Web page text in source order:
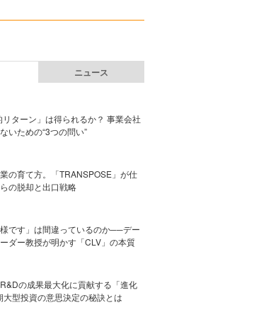
ニュース
ターン」は得られるか？ 事業会社
いための“3つの問い”
の育て方。「TRANSPOSE」が仕
の脱却と出口戦略
です」は間違っているのか──デー
ダー教授が明かす「CLV」の本質
の成果最大化に貢献する「進化
型投資の意思決定の秘訣とは